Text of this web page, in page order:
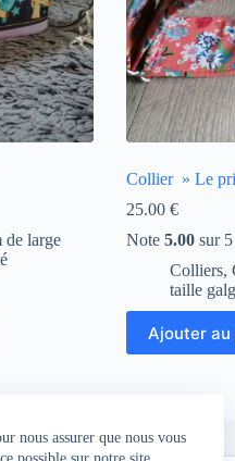
nous assurer que nous vous
de large
Collier » Le
25.00 €
Note 5.00sur 5
Colliers,
taille
Ajouter au